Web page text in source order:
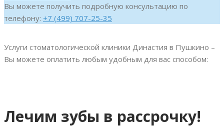
Вы можете получить подробную консультацию по
телефону: +7 (499) 707-25-35
Услуги стоматологической клиники Династия в Пушкино –
Вы можете оплатить любым удобным для вас способом:
Лечим зубы в рассрочку!